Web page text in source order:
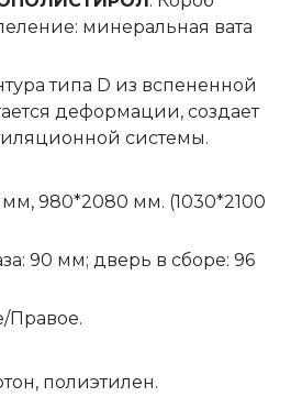
минеральная вата
типа D из вспененной
деформации, создает
системы.
980*2080 мм. (1030*2100
90 мм; дверь в сборе: 96
Правое.
полиэтилен.